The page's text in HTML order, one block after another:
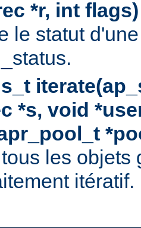
*r, int flags)
le statut
*s, void
les objets
itératif.